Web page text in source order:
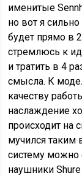
именитые
но вот я
будет прямо в
стремлюсь к
и тратить в 4
смысла. К
качеству
наслаждение
происходит на
мучился таким
систему можно
наушники